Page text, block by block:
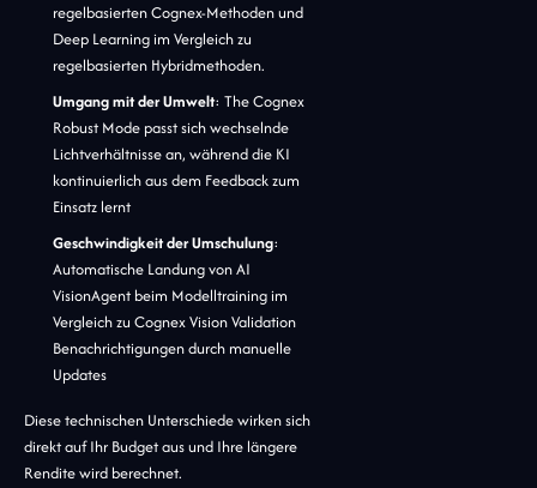
regelbasierten Cognex-Methoden und
Deep Learning im Vergleich zu
regelbasierten Hybridmethoden.
Umgang mit der Umwelt: The Cognex
Robust Mode passt sich wechselnde
Lichtverhältnisse an, während die KI
kontinuierlich aus dem Feedback zum
Einsatz lernt
Geschwindigkeit der Umschulung:
Automatische Landung von AI
VisionAgent beim Modelltraining im
Vergleich zu Cognex Vision Validation
Benachrichtigungen durch manuelle
Updates
Diese technischen Unterschiede wirken sich
direkt auf Ihr Budget aus und Ihre längere
Rendite wird berechnet.